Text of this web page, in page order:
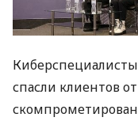
спасли клиентов